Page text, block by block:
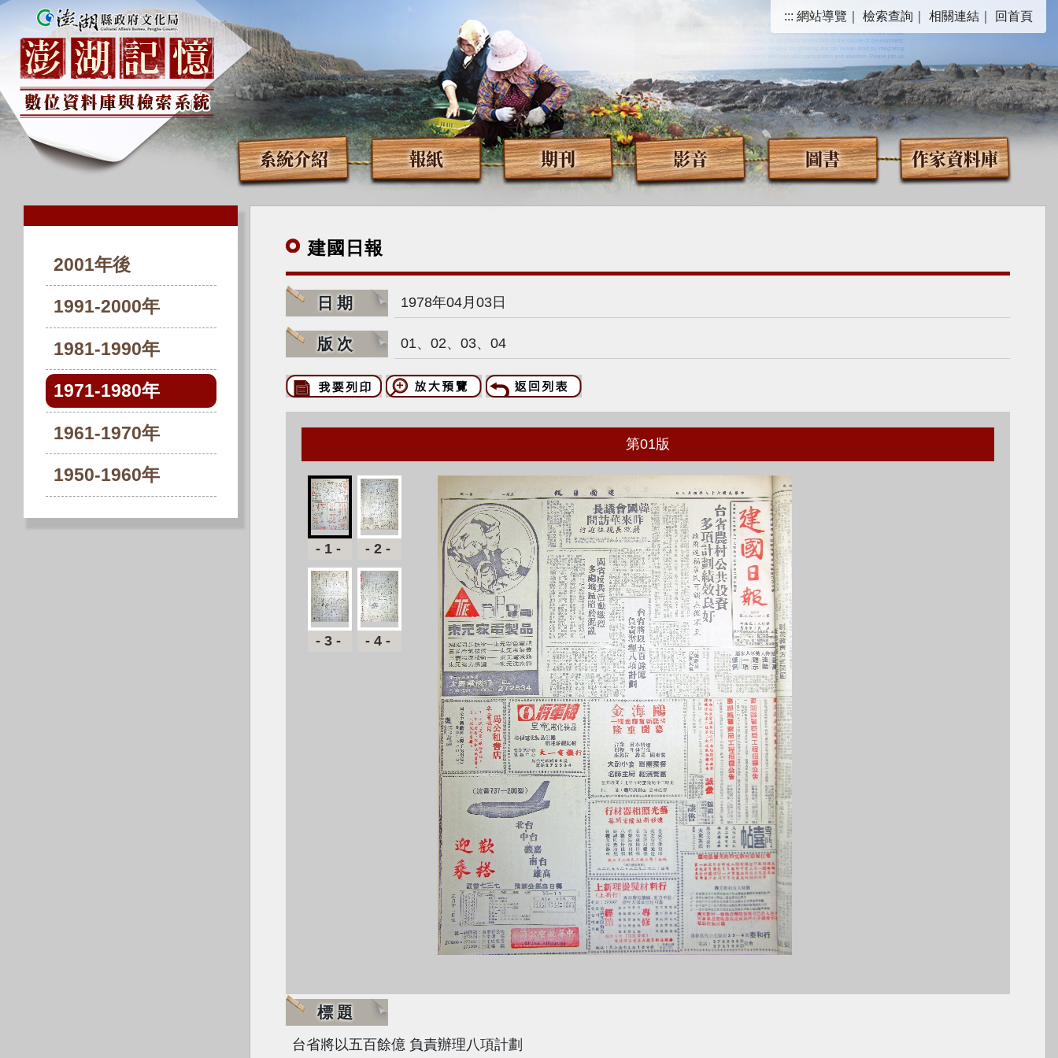
::: 網站導覽 檢索查詢 相關連結 回首頁
系統介紹 報紙 期刊 影音 圖書 作家資料庫
2001年後
1991-2000年
1981-1990年
1971-1980年
1961-1970年
1950-1960年
建國 日報
日期 1978年04月03日
版次 01、02、03、04
第01版
-1- -2-
-3- -4-
標題
台省將以五百餘億 負責辦理八項計劃